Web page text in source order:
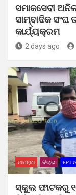
ସମାଜସେବୀ
ସାମ୍ବାଦିକ
କାର୍ଯ୍ୟକ୍ରମ
2 days ago
ଅପରାଧ ବିଚାର ମୋ
ସ୍କୁଲ ଫାଟକରୁ